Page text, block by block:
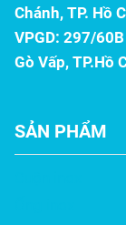
Chánh, TP. Hồ
VPGD: 297/
Gò Vấp, TP.Hồ
SẢN PHẨM